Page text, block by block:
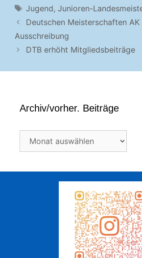
Schlagwörter
Jugend, Junioren-
Deutschen Meisterschaften AK
Ausschreibung
DTB erhöht Mitgliedsbeiträge
Archiv/vorher. Beiträge
Archiv/vorher.